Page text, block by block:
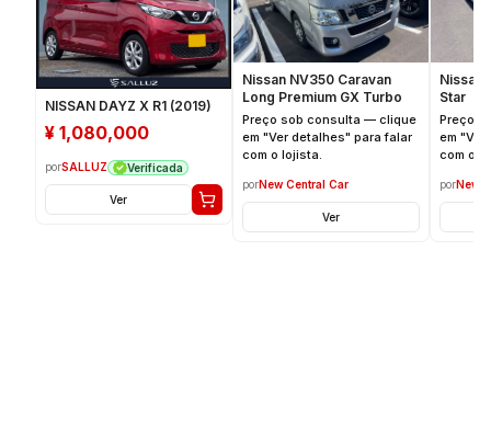
NISSAN DAYZ X R1 (2019)
¥ 1,080,000
porSALLUZ Verificada
Ver
Nissan NV350 Caravan
Long Premium GX Turbo
Preço sob consulta — clique
em "Ver detalhes" para falar
com o lojista.
porNew Central Car
Ver
Nissan
Star
Preço
em
com o
porNew